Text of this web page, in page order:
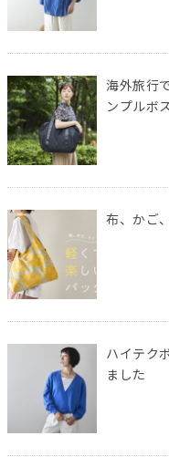
海外旅行
ンプルボ
布、かご
ハイテク
ました